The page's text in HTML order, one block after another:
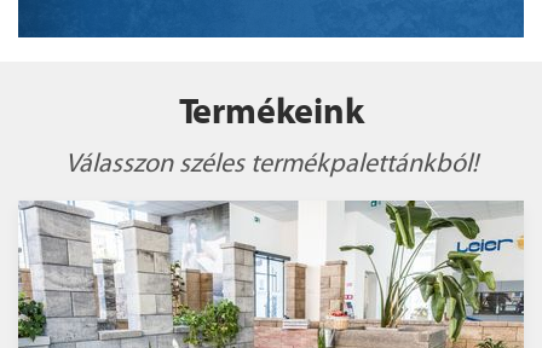
Termékeink
Válasszon széles termékpalettánkból!